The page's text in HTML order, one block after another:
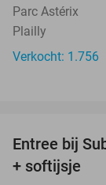
Parc Astérix
Plailly
Verkocht: 1.756
Entree bij
+ softijsje